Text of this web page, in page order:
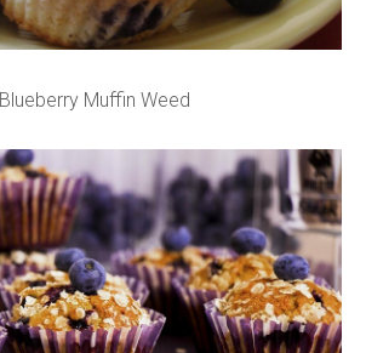
Blueberry Muffin Weed